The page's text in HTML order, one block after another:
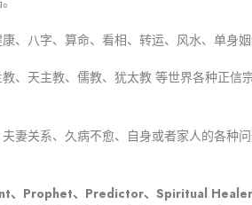
、八字、算命、看相、转运、风水、单身姻
、天主教、儒教、犹太教 等世界各种正
妻关系、久病不愈、自身或者家人的各
、Prophet、Predictor、Spiritual